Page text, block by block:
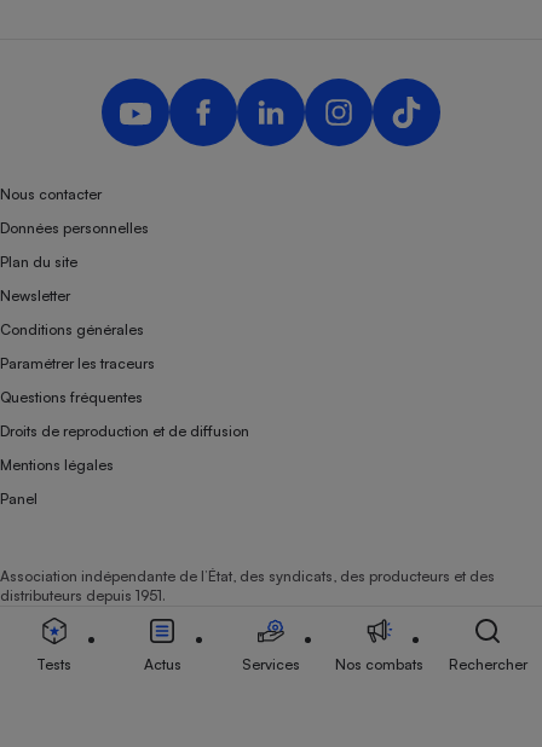
Nous contacter
Données personnelles
Plan du site
Newsletter
Conditions générales
Paramétrer les traceurs
Questions fréquentes
Droits de reproduction et de diffusion
Mentions légales
Panel
Association indépendante de l’État, des syndicats, des producteurs et des
distributeurs depuis 1951.
Tests Actus Services Nos combats Rechercher